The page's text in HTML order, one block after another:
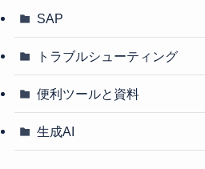
SAP
トラブルシューティング
便利ツールと資料
生成AI